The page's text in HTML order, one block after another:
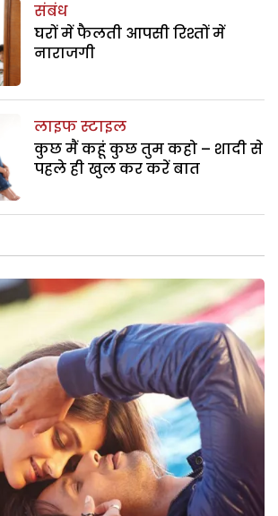
संबंध
घरों में फैलती आपसी रिश्तों में
नाराजगी
लाइफ स्टाइल
कुछ मैं कहूं कुछ तुम कहो – शादी से
पहले ही खुल कर करें बात